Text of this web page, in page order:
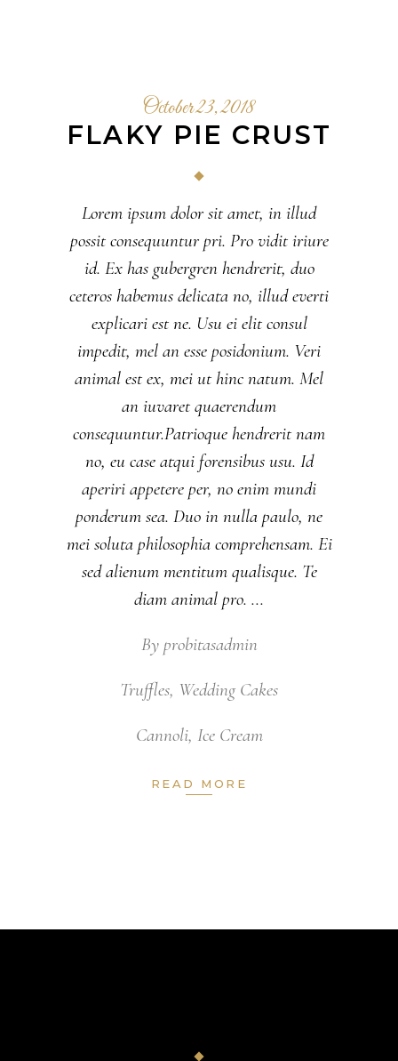
October 23, 2018
FLAKY PIE CRUST
Lorem ipsum dolor sit amet, in illud
possit consequuntur pri. Pro vidit iriure
id. Ex has gubergren hendrerit, duo
ceteros habemus delicata no, illud everti
explicari est ne. Usu ei elit consul
impedit, mel an esse posidonium. Veri
animal est ex, mei ut hinc natum. Mel
an iuvaret quaerendum
consequuntur.Patrioque hendrerit nam
no, eu case atqui forensibus usu. Id
aperiri appetere per, no enim mundi
ponderum sea. Duo in nulla paulo, ne
mei soluta philosophia comprehensam. Ei
sed alienum mentitum qualisque. Te
diam animal pro.
By probitasadmin
Truffles, Wedding Cakes
Cannoli, Ice Cream
READ MORE